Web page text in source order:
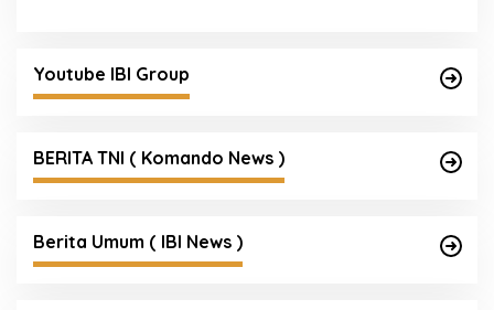
Youtube IBI Group
BERITA TNI ( Komando News )
Berita Umum ( IBI News )